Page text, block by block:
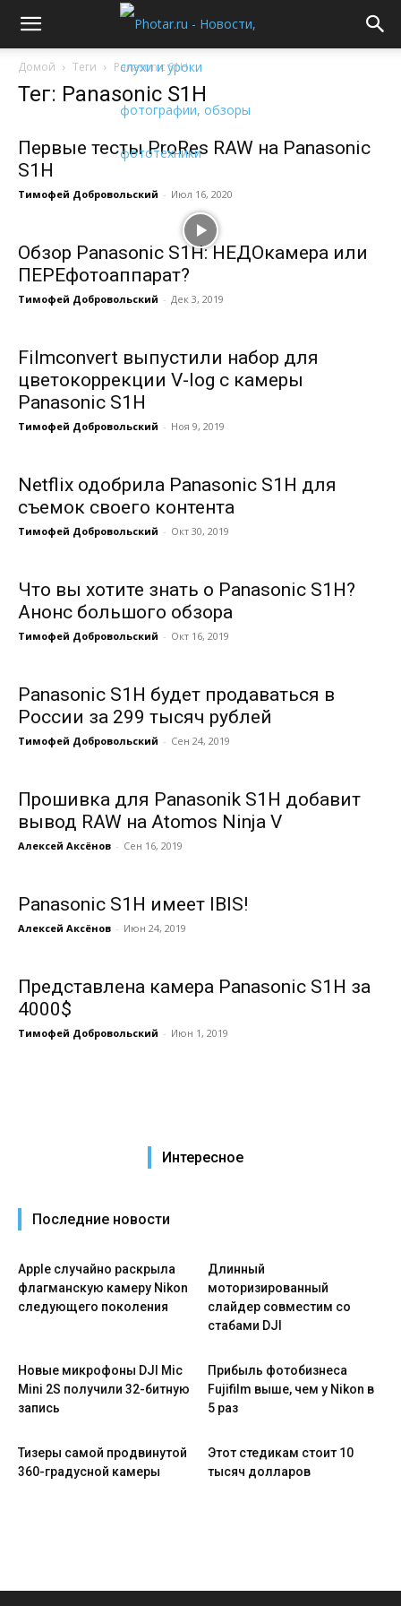
Домой Теги Panasonic S1H
Тег: Panasonic S1H
Первые тесты ProRes RAW на Panasonic
S1H
Тимофей Добровольский - Июл 16, 2020
Обзор Panasonic S1H: НЕДОкамера или
ПЕРЕфотоаппарат?
Тимофей Добровольский - Дек 3, 2019
Filmconvert выпустили набор для
цветокоррекции V-log с камеры
Panasonic S1H
Тимофей Добровольский - Ноя 9, 2019
Netflix одобрила Panasonic S1H для
съемок своего контента
Тимофей Добровольский - Окт 30, 2019
Что вы хотите знать о Panasonic S1H?
Анонс большого обзора
Тимофей Добровольский - Окт 16, 2019
Panasonic S1H будет продаваться в
России за 299 тысяч рублей
Тимофей Добровольский - Сен 24, 2019
Прошивка для Panasonik S1H добавит
вывод RAW на Atomos Ninja V
Алексей Аксёнов - Сен 16, 2019
Panasonic S1H имеет IBIS!
Алексей Аксёнов - Июн 24, 2019
Представлена камера Panasonic S1H за
4000$
Тимофей Добровольский - Июн 1, 2019
Интересное
Последние новости
Apple случайно раскрыла
флагманскую камеру Nikon
следующего поколения
Длинный
моторизированный
слайдер совместим со
стабами DJI
Новые микрофоны DJI Mic
Mini 2S получили 32-битную
запись
Прибыль фотобизнеса
Fujifilm выше, чем у Nikon в
5 раз
Тизеры самой продвинутой
360-градусной камеры
Этот стедикам стоит 10
тысяч долларов